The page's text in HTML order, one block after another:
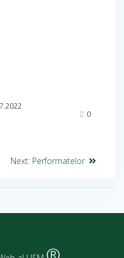
0
Next: Performatelor